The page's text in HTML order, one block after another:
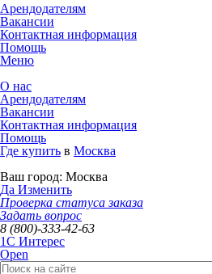
Арендодателям
Вакансии
Контактная информация
Помощь
Меню
О нас
Арендодателям
Вакансии
Контактная информация
Помощь
Где купить в Москва
Ваш город: Москва
Да Изменить
Проверка статуса заказа
Задать вопрос
8 (800)-333-42-63
1C Интерес
Open